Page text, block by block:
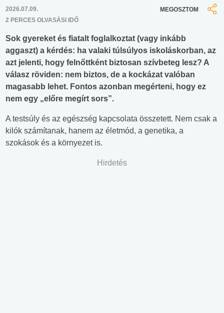
2026.07.09.
2 PERCES OLVASÁSI IDŐ
MEGOSZTOM
Sok gyereket és fiatalt foglalkoztat (vagy inkább
aggaszt) a kérdés: ha valaki túlsúlyos iskoláskorban, az
azt jelenti, hogy felnőttként biztosan szívbeteg lesz? A
válasz röviden: nem biztos, de a kockázat valóban
magasabb lehet. Fontos azonban megérteni, hogy ez
nem egy „előre megírt sors”.
A testsúly és az egészség kapcsolata összetett. Nem csak a
kilók számítanak, hanem az életmód, a genetika, a
szokások és a környezet is.
Hirdetés